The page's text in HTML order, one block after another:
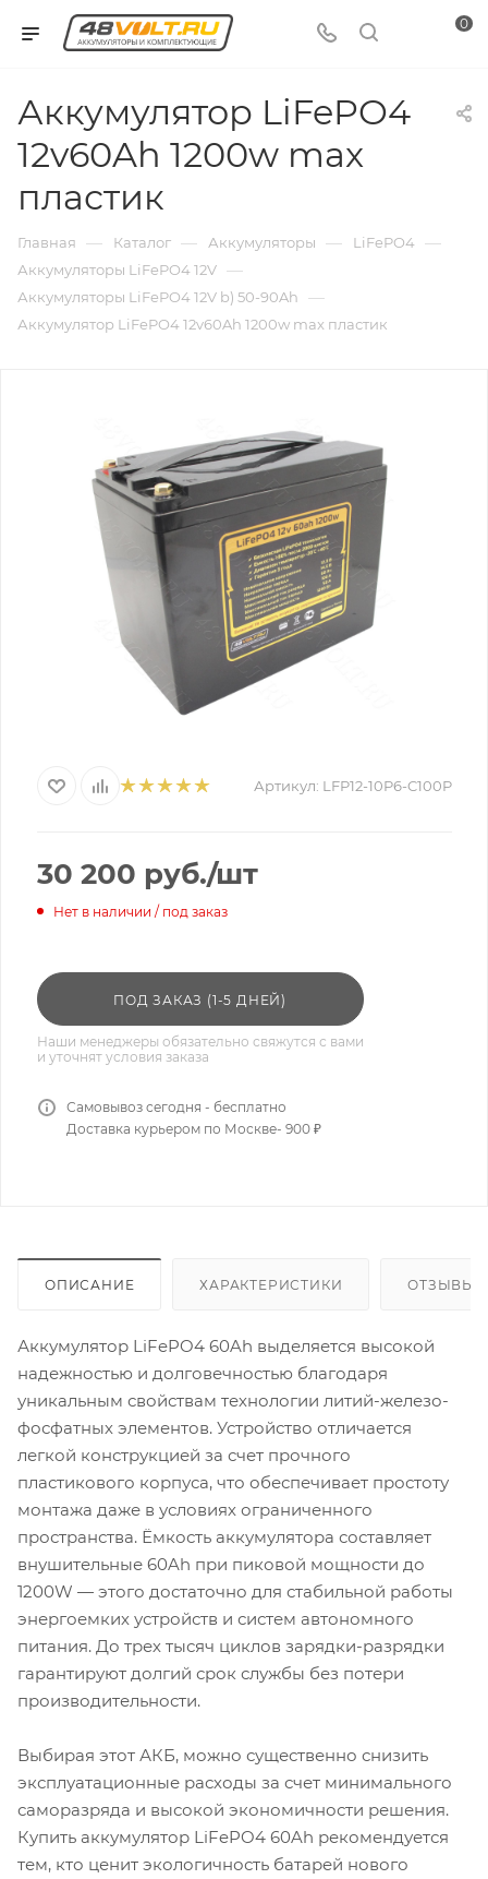
0
Аккумулятор LiFePO4
12v60Ah 1200w max
пластик
Главная — Каталог — Аккумуляторы — LiFePO4 —
Аккумуляторы LiFePO4 12V —
Аккумуляторы LiFePO4 12V b) 50-90Ah —
Аккумулятор LiFePO4 12v60Ah 1200w max пластик
Артикул: LFP12-10P6-C100P
30 200 руб./шт
Нет в наличии / под заказ
ПОД ЗАКАЗ (1-5 ДНЕЙ)
Наши менеджеры обязательно свяжутся с вами
и уточнят условия заказа
Самовывоз сегодня - бесплатно
Доставка курьером по Москве- 900 ₽
ОПИСАНИЕ ХАРАКТЕРИСТИКИ ОТЗЫВЫ
Аккумулятор LiFePO4 60Ah выделяется высокой
надежностью и долговечностью благодаря
уникальным свойствам технологии литий-железо-
фосфатных элементов. Устройство отличается
легкой конструкцией за счет прочного
пластикового корпуса, что обеспечивает простоту
монтажа даже в условиях ограниченного
пространства. Ёмкость аккумулятора составляет
внушительные 60Ah при пиковой мощности до
1200W — этого достаточно для стабильной работы
энергоемких устройств и систем автономного
питания. До трех тысяч циклов зарядки-разрядки
гарантируют долгий срок службы без потери
производительности.
Выбирая этот АКБ, можно существенно снизить
эксплуатационные расходы за счет минимального
саморазряда и высокой экономичности решения.
Купить аккумулятор LiFePO4 60Ah рекомендуется
тем, кто ценит экологичность батарей нового